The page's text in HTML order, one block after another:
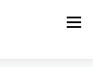
メニュ